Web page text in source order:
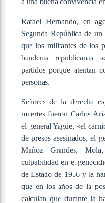
Rafael Hernando, en
Segunda República de
que los militantes de los
banderas republicanas
partidos porque atentan
personas.
Señores de la derecha
muertes fueron Carlos
el general Yagüe, «el
de presos asesinados, el
Muñoz Grandes,
culpabilidad en el
de Estado de 1936 y la
que en los años de la
calculan que durante la